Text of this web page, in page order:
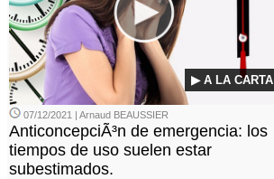
▶ A LA CARTA
07/12/2021 | Arnaud BEAUSSIER
AnticoncepciÃ³n de emergencia: los
tiempos de uso suelen estar
subestimados.